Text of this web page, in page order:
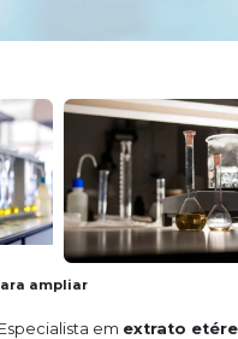
ampliar
em extrato